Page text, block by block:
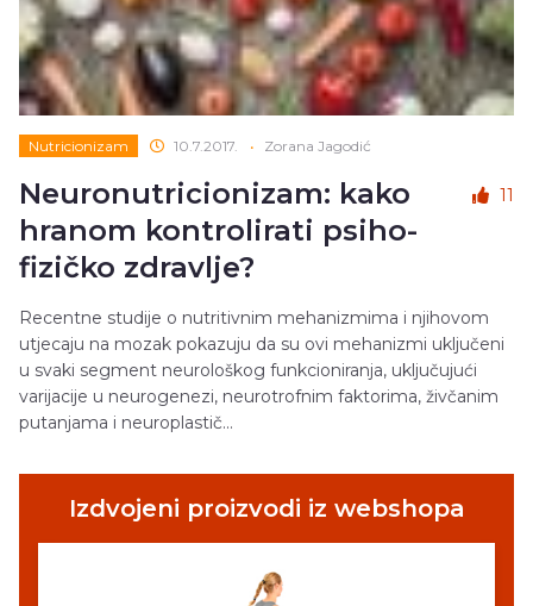
Nutricionizam 10.7.2017. • Zorana Jagodić
Neuronutricionizam: kako
hranom kontrolirati psiho-
fizičko zdravlje?
11
Recentne studije o nutritivnim mehanizmima i njihovom
utjecaju na mozak pokazuju da su ovi mehanizmi uključeni
u svaki segment neurološkog funkcioniranja, uključujući
varijacije u neurogenezi, neurotrofnim faktorima, živčanim
putanjama i neuroplastič...
Izdvojeni proizvodi iz webshopa